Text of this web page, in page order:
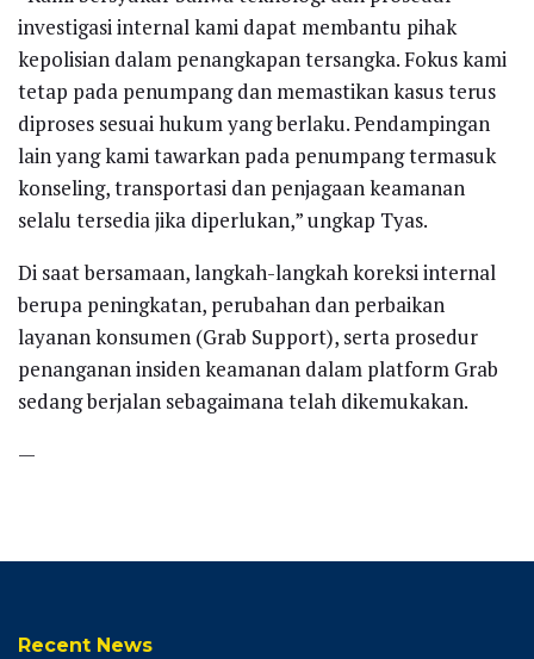
investigasi internal kami dapat membantu pihak
kepolisian dalam penangkapan tersangka. Fokus kami
tetap pada penumpang dan memastikan kasus terus
diproses sesuai hukum yang berlaku. Pendampingan
lain yang kami tawarkan pada penumpang termasuk
konseling, transportasi dan penjagaan keamanan
selalu tersedia jika diperlukan,” ungkap Tyas.
Di saat bersamaan, langkah-langkah koreksi internal
berupa peningkatan, perubahan dan perbaikan
layanan konsumen (Grab Support), serta prosedur
penanganan insiden keamanan dalam platform Grab
sedang berjalan sebagaimana telah dikemukakan.
—
Recent News